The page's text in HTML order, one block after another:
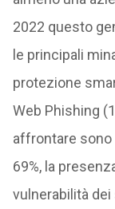
2022 questo
le principali
protezione
Web Phishing
affrontare sono
69%, la
vulnerabilità